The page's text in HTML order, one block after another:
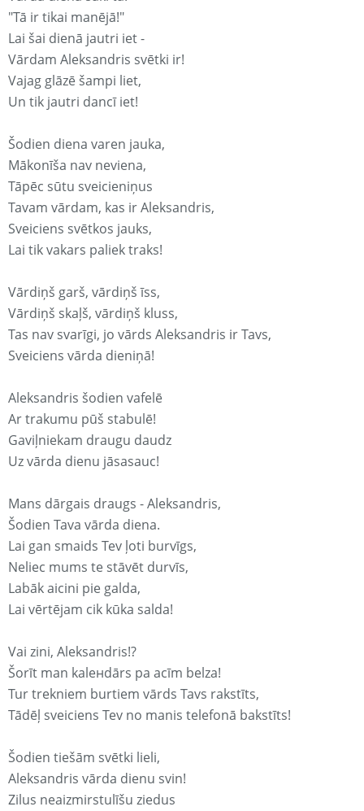
"Tā ir tikai manējā!"
Lai šai dienā jautri iet -
Vārdam Aleksandris svētki ir!
Vajag glāzē šampi liet,
Un tik jautri dancī iet!
Šodien diena varen jauka,
Mākonīša nav neviena,
Tāpēc sūtu sveicieniņus
Tavam vārdam, kas ir Aleksandris,
Sveiciens svētkos jauks,
Lai tik vakars paliek traks!
Vārdiņš garš, vārdiņš īss,
Vārdiņš skaļš, vārdiņš kluss,
Tas nav svarīgi, jo vārds Aleksandris ir Tavs,
Sveiciens vārda dieniņā!
Aleksandris šodien vafelē
Ar trakumu pūš stabulē!
Gaviļniekam draugu daudz
Uz vārda dienu jāsasauc!
Mans dārgais draugs - Aleksandris,
Šodien Tava vārda diena.
Lai gan smaids Tev ļoti burvīgs,
Neliec mums te stāvēt durvīs,
Labāk aicini pie galda,
Lai vērtējam cik kūka salda!
Vai zini, Aleksandris!?
Šorīt man kaleнdārs pa acīm belza!
Tur trekniem burtiem vārds Tavs rakstīts,
Tādēļ sveiciens Tev no manis telefonā bakstīts!
Šodien tiešām svētki lieli,
Aleksandris vārda dienu svin!
Zilus neaizmirstulīšu ziedus